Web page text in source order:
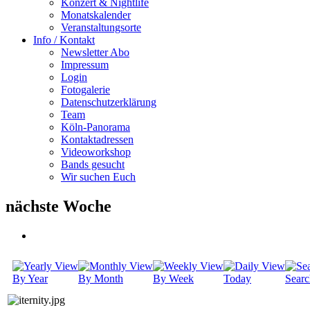
Konzert & Nightlife
Monatskalender
Veranstaltungsorte
Info / Kontakt
Newsletter Abo
Impressum
Login
Fotogalerie
Datenschutzerklärung
Team
Köln-Panorama
Kontaktadressen
Videoworkshop
Bands gesucht
Wir suchen Euch
nächste Woche
By Year By Month By Week Today